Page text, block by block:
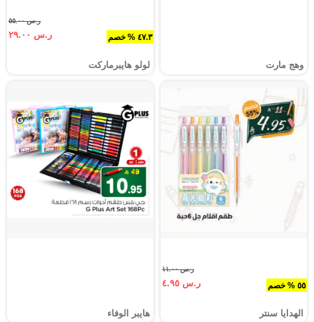
وهج مارت
٤٧.٣ % خصم
ر.س ٥٥.٠٠
ر.س ٢٩.٠٠
لولو هايبرماركت
٥٥ % خصم
ر.س ١١.٠٠
ر.س ٤.٩٥
الهدايا سنتر هايبر الوفاء